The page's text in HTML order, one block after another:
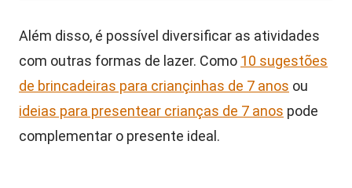
Além disso, é possível diversificar as atividades
com outras formas de lazer. Como 10 sugestões
de brincadeiras para criançinhas de 7 anos ou
ideias para presentear crianças de 7 anos pode
complementar o presente ideal.